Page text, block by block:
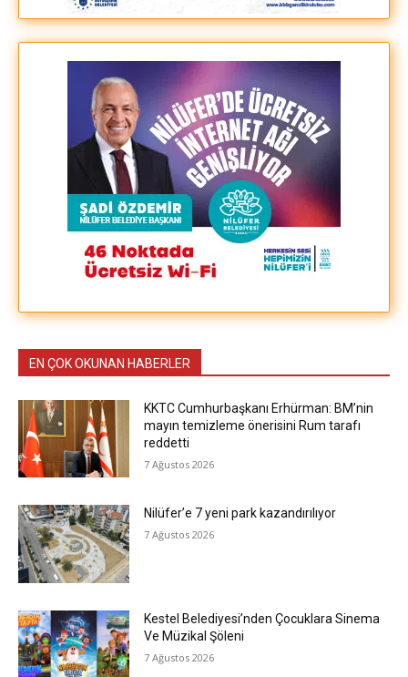
EN ÇOK OKUNAN HABERLER
KKTC Cumhurbaşkanı Erhürman: BM’nin
mayın temizleme önerisini Rum tarafı
reddetti
7 Ağustos 2026
Nilüfer’e 7 yeni park kazandırılıyor
7 Ağustos 2026
Kestel Belediyesi’nden Çocuklara Sinema
Ve Müzikal Şöleni
7 Ağustos 2026